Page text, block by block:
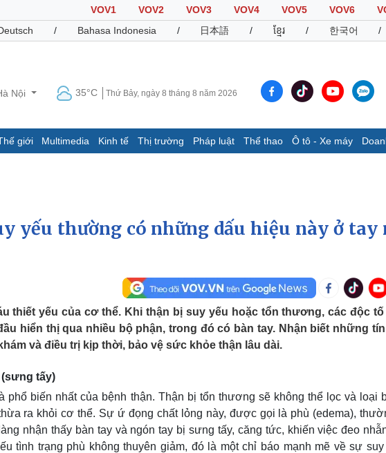
VOV1 VOV2 VOV3 VOV4 VOV5 VOV6
/ Bahasa Indonesia / 日本語 / ខ្មែរ / 한국어 /
Nội 35°C Thứ Bảy, ngày 8 tháng 8 năm 2026
giới Multimedia Kinh tế Thị trường Pháp luật Thể thao Ô tô - Xe máy
ấn VOV
Infographic
Nam
tích
Thể thao
Lịch thi đấu bóng đá
Thế giới thể thao
eSports
Ô tô - Xe máy
Xe máy
Tư vấn
sống
đẹp
yêu - Gia đình
Sân khấu - Điện ảnh
Văn học
Âm nhạc
Di sản
Nghệ sĩ
Thời trang
Sao Việt
yếu thường có những dấu hiệu này ở tay
thiết yếu của cơ thể. Khi thận bị suy yếu hoặc tổn thương, các độc
hiển thị qua nhiều bộ phận, trong đó có bàn tay. Nhận biết những
và điều trị kịp thời, bảo vệ sức khỏe thận lâu dài.
(sưng tấy)
phổ biến nhất của bệnh thận. Thận bị tổn thương sẽ không thể lọc và loại
ra khỏi cơ thể. Sự ứ đọng chất lỏng này, được gọi là phù (edema),
nhận thấy bàn tay và ngón tay bị sưng tấy, căng tức, khiến việc đeo
tình trạng phù không thuyên giảm, đó là một chỉ báo mạnh mẽ về sự